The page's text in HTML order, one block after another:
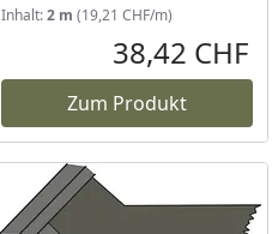
Inhalt:2 m (19,21 CHF/m)
38,42 CHF
Zum Produkt